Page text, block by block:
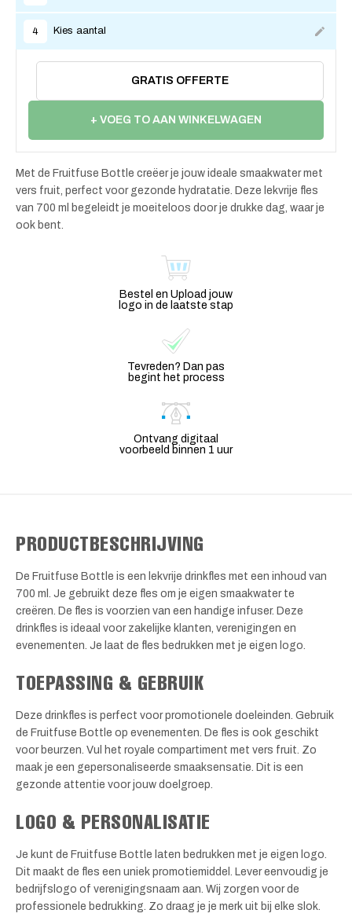
4 Kies aantal
GRATIS OFFERTE
+ VOEG TO AAN WINKELWAGEN
Met de Fruitfuse Bottle creëer je jouw ideale smaakwater met
vers fruit, perfect voor gezonde hydratatie. Deze lekvrije fles
van 700 ml begeleidt je moeiteloos door je drukke dag, waar je
ook bent.
Bestel en Upload jouw
logo in de laatste stap
Tevreden? Dan pas
begint het process
Ontvang digitaal
voorbeeld binnen 1 uur
PRODUCTBESCHRIJVING
De Fruitfuse Bottle is een lekvrije drinkfles met een inhoud van
700 ml. Je gebruikt deze fles om je eigen smaakwater te
creëren. De fles is voorzien van een handige infuser. Deze
drinkfles is ideaal voor zakelijke klanten, verenigingen en
evenementen. Je laat de fles bedrukken met je eigen logo.
TOEPASSING & GEBRUIK
Deze drinkfles is perfect voor promotionele doeleinden. Gebruik
de Fruitfuse Bottle op evenementen. De fles is ook geschikt
voor beurzen. Vul het royale compartiment met vers fruit. Zo
maak je een gepersonaliseerde smaaksensatie. Dit is een
gezonde attentie voor jouw doelgroep.
LOGO & PERSONALISATIE
Je kunt de Fruitfuse Bottle laten bedrukken met je eigen logo.
Dit maakt de fles een uniek promotiemiddel. Lever eenvoudig je
bedrijfslogo of verenigingsnaam aan. Wij zorgen voor de
professionele bedrukking. Zo draag je je merk uit bij elke slok.